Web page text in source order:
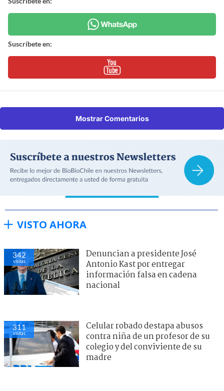
Suscríbete en:
Mostrar Comentarios
VISTO AHORA
342
visitas
Denuncian a presidente José
Antonio Kast por entregar
información falsa en cadena
nacional
311
visitas
Celular robado destapa abusos
contra niña de un profesor de su
colegio y del conviviente de su
madre